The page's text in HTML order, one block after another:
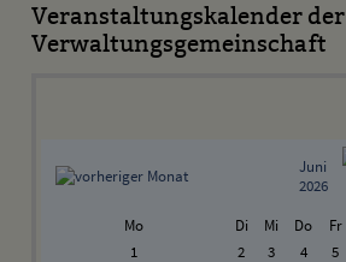
Veranstaltungskalender der
Verwaltungsgemeinschaft
Juni
2026
Mo Di Mi Do Fr
1
2 3 4 5